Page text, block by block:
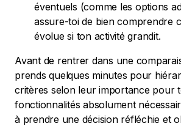
éventuels (comme les options
assure-toi de bien comprendre
évolue si ton activité grandit.
Avant de rentrer dans une
prends quelques minutes pour
critères selon leur importance pour
fonctionnalités absolument
à prendre une décision réfléchie et